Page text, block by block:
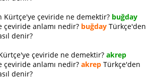
Kürtçe'ye çeviride ne demektir? buğday
çeviride anlamı nedir? buğday Türkçe'den
denir?
çeviride ne demektir? akrep
çeviride anlamı nedir? akrep Türkçe'den
denir?